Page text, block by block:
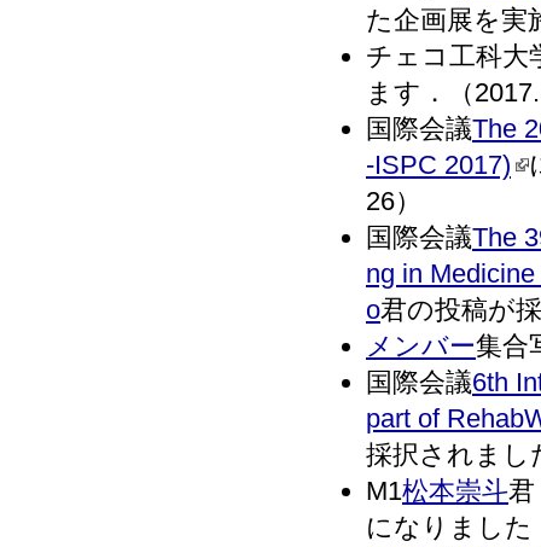
た企画展を実
チェコ工科大
ます．（
国際会議The
-ISPC 2017)
26）
国際会議The
ng in
o君の投稿が
メンバー集合
国際会議6th
part of
採択されまし
M1松本崇斗君
になりました